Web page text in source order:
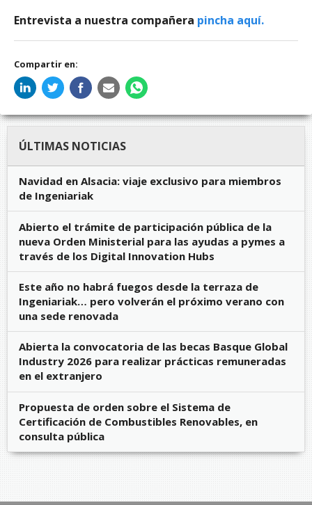
Entrevista a nuestra compañera pincha aquí.
Compartir en:
ÚLTIMAS NOTICIAS
Navidad en Alsacia: viaje exclusivo para miembros
de Ingeniariak
Abierto el trámite de participación pública de la
nueva Orden Ministerial para las ayudas a pymes a
través de los Digital Innovation Hubs
Este año no habrá fuegos desde la terraza de
Ingeniariak… pero volverán el próximo verano con
una sede renovada
Abierta la convocatoria de las becas Basque Global
Industry 2026 para realizar prácticas remuneradas
en el extranjero
Propuesta de orden sobre el Sistema de
Certificación de Combustibles Renovables, en
consulta pública